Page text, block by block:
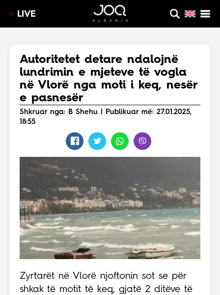
LIVE
Autoritetet detare ndalojnë
lundrimin e mjeteve të vogla
në Vlorë nga moti i keq, nesër
e pasnesër
Shkruar nga: B Shehu | Publikuar më: 27.01.2025,
18:55
Zyrtarët në Vlorë njoftonin sot se për
shkak të motit të keq, gjatë 2 ditëve të